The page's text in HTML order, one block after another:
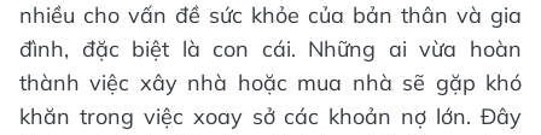
nhiều cho vấn đề sức khỏe của bản thân và gia
đình, đặc biệt là con cái. Những ai vừa hoàn
thành việc xây nhà hoặc mua nhà sẽ gặp khó
khăn trong việc xoay sở các khoản nợ lớn. Đây